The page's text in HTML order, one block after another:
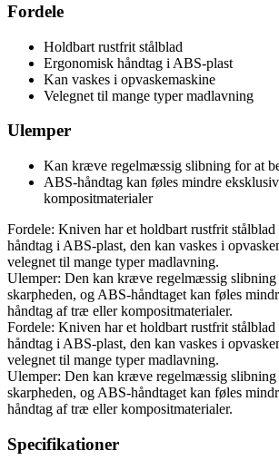
Fordele
Holdbart rustfrit stålblad
Ergonomisk håndtag i ABS-plast
Kan vaskes i opvaskemaskine
Velegnet til mange typer madlavning
Ulemper
Kan kræve regelmæssig slibning for at
ABS-håndtag kan føles mindre
kompositmaterialer
Fordele: Kniven har et holdbart rustfrit
håndtag i ABS-plast, den kan vaskes i
velegnet til mange typer madlavning.
Ulemper: Den kan kræve regelmæssig slibning
skarpheden, og ABS-håndtaget kan føles
håndtag af træ eller kompositmaterialer.
Fordele: Kniven har et holdbart rustfrit
håndtag i ABS-plast, den kan vaskes i
velegnet til mange typer madlavning.
Ulemper: Den kan kræve regelmæssig slibning
skarpheden, og ABS-håndtaget kan føles
håndtag af træ eller kompositmaterialer.
Specifikationer